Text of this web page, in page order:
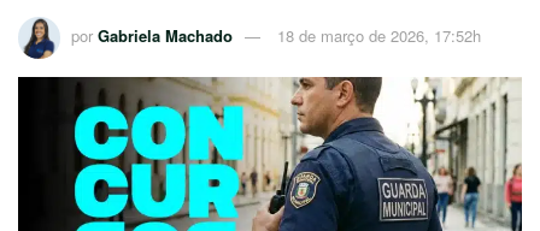
por Gabriela Machado 18 de março de 2026, 17:52h